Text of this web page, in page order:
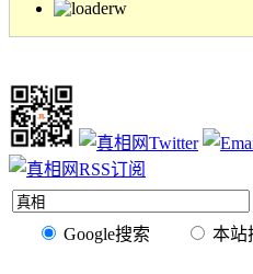
Google搜索 本站